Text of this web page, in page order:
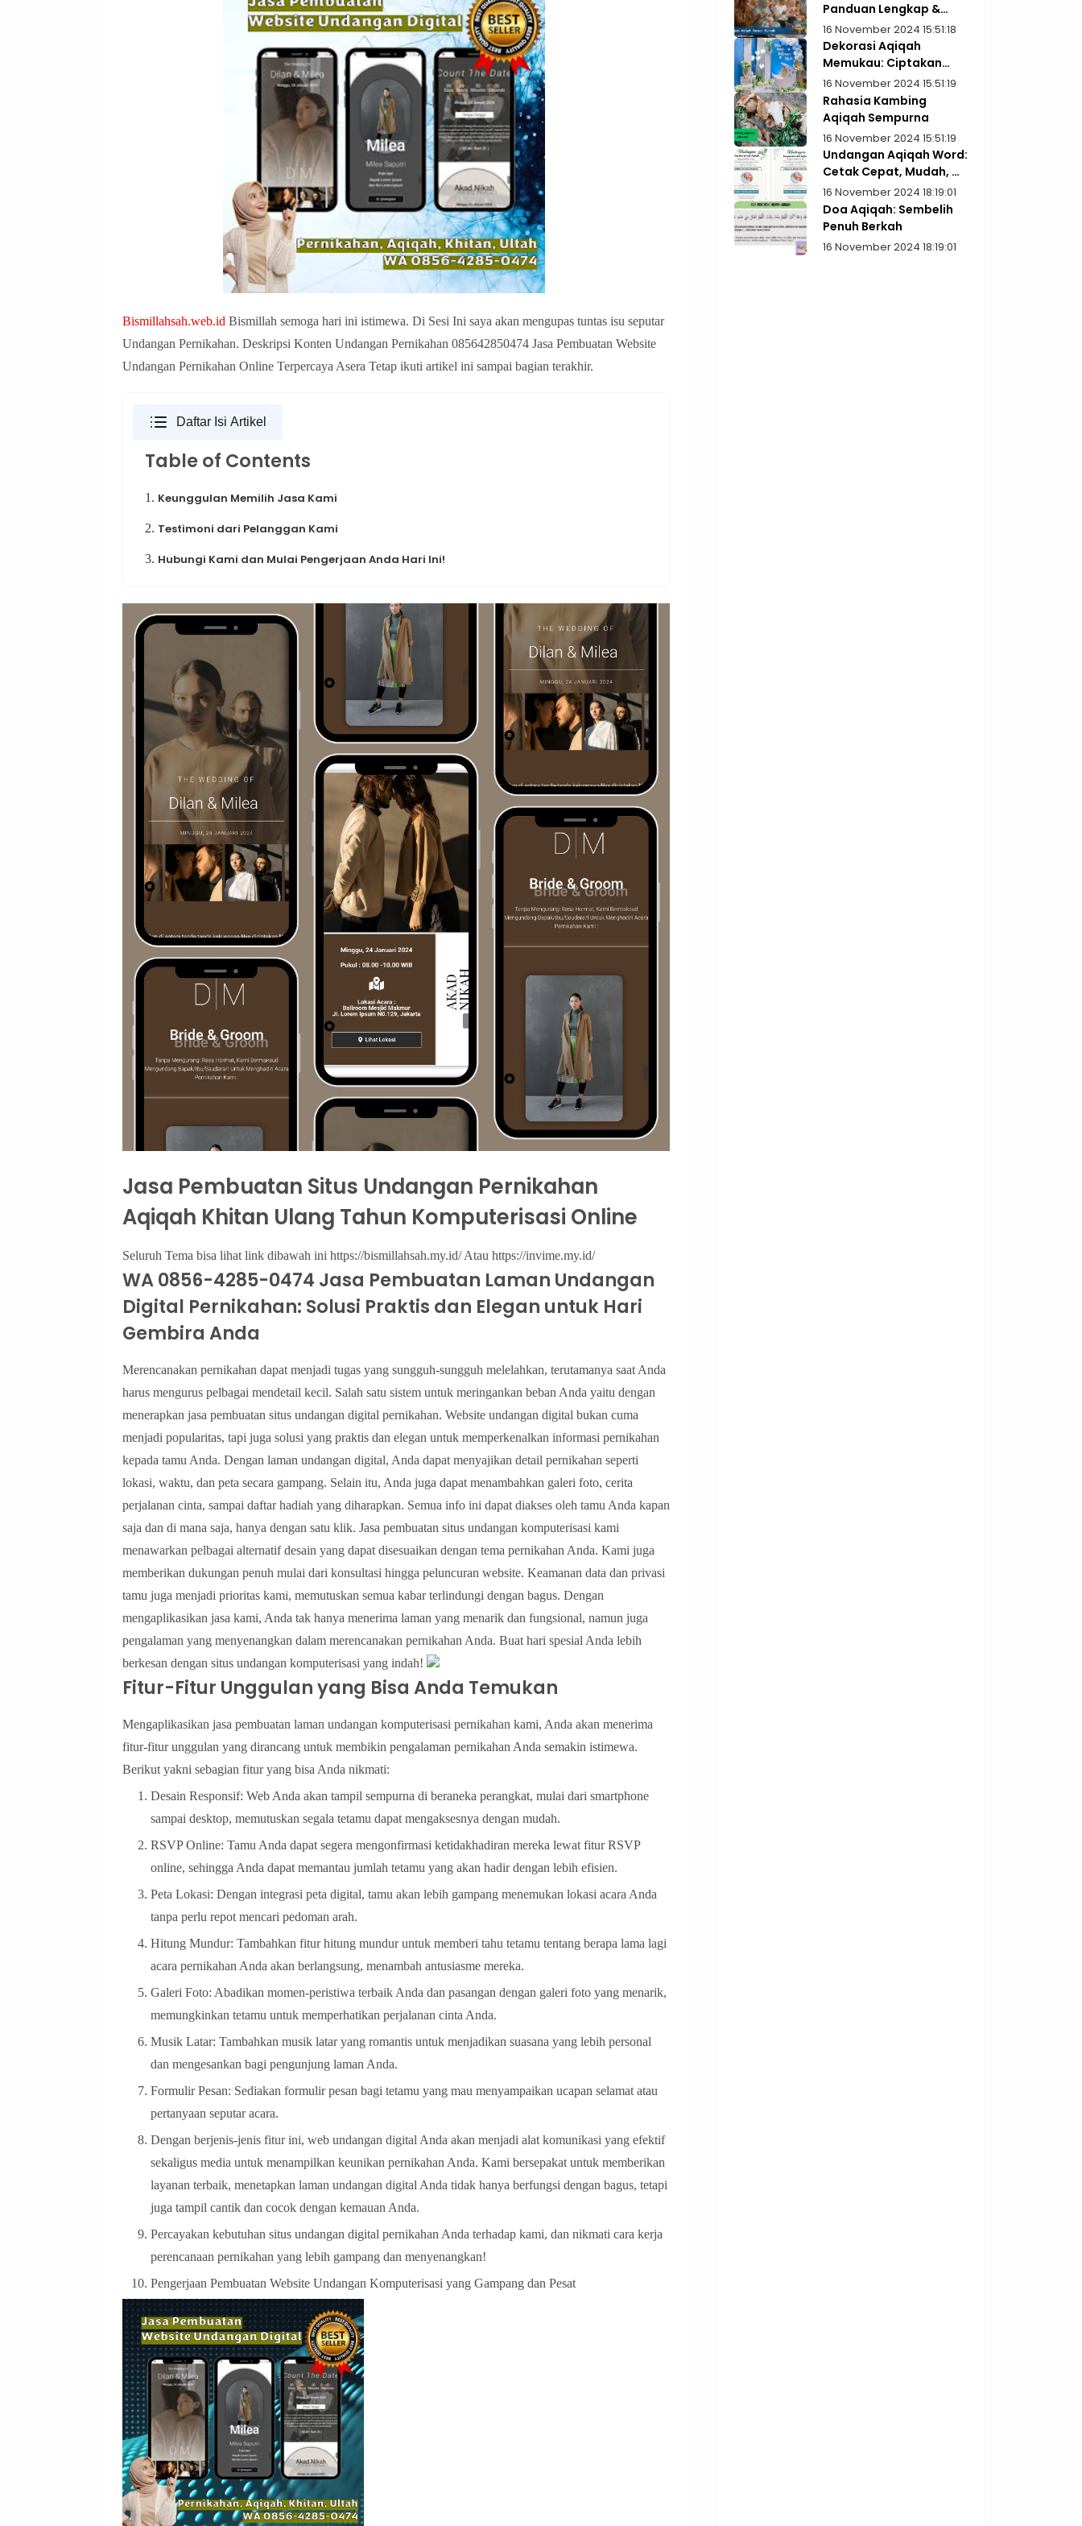
Bismillahsah.web.id Bismillah semoga hari ini istimewa. Di Sesi Ini saya akan mengupas tuntas isu seputar
Undangan Pernikahan. Deskripsi Konten Undangan Pernikahan 085642850474 Jasa Pembuatan Website
Undangan Pernikahan Online Terpercaya Asera Tetap ikuti artikel ini sampai bagian terakhir.
Daftar Isi Artikel
Table of Contents
1. Keunggulan Memilih Jasa Kami
2. Testimoni dari Pelanggan Kami
3. Hubungi Kami dan Mulai Pengerjaan Anda Hari Ini!
Jasa Pembuatan Situs Undangan Pernikahan
Aqiqah Khitan Ulang Tahun Komputerisasi Online
Seluruh Tema bisa lihat link dibawah ini https://bismillahsah.my.id/ Atau https://invime.my.id/
WA 0856-4285-0474 Jasa Pembuatan Laman Undangan
Digital Pernikahan: Solusi Praktis dan Elegan untuk Hari
Gembira Anda
Merencanakan pernikahan dapat menjadi tugas yang sungguh-sungguh melelahkan, terutamanya saat Anda
harus mengurus pelbagai mendetail kecil. Salah satu sistem untuk meringankan beban Anda yaitu dengan
menerapkan jasa pembuatan situs undangan digital pernikahan. Website undangan digital bukan cuma
menjadi popularitas, tapi juga solusi yang praktis dan elegan untuk memperkenalkan informasi pernikahan
kepada tamu Anda. Dengan laman undangan digital, Anda dapat menyajikan detail pernikahan seperti
lokasi, waktu, dan peta secara gampang. Selain itu, Anda juga dapat menambahkan galeri foto, cerita
perjalanan cinta, sampai daftar hadiah yang diharapkan. Semua info ini dapat diakses oleh tamu Anda kapan
saja dan di mana saja, hanya dengan satu klik. Jasa pembuatan situs undangan komputerisasi kami
menawarkan pelbagai alternatif desain yang dapat disesuaikan dengan tema pernikahan Anda. Kami juga
memberikan dukungan penuh mulai dari konsultasi hingga peluncuran website. Keamanan data dan privasi
tamu juga menjadi prioritas kami, memutuskan semua kabar terlindungi dengan bagus. Dengan
mengaplikasikan jasa kami, Anda tak hanya menerima laman yang menarik dan fungsional, namun juga
pengalaman yang menyenangkan dalam merencanakan pernikahan Anda. Buat hari spesial Anda lebih
berkesan dengan situs undangan komputerisasi yang indah!
Fitur-Fitur Unggulan yang Bisa Anda Temukan
Mengaplikasikan jasa pembuatan laman undangan komputerisasi pernikahan kami, Anda akan menerima
fitur-fitur unggulan yang dirancang untuk membikin pengalaman pernikahan Anda semakin istimewa.
Berikut yakni sebagian fitur yang bisa Anda nikmati:
Desain Responsif: Web Anda akan tampil sempurna di beraneka perangkat, mulai dari smartphone
sampai desktop, memutuskan segala tetamu dapat mengaksesnya dengan mudah.
RSVP Online: Tamu Anda dapat segera mengonfirmasi ketidakhadiran mereka lewat fitur RSVP
online, sehingga Anda dapat memantau jumlah tetamu yang akan hadir dengan lebih efisien.
Peta Lokasi: Dengan integrasi peta digital, tamu akan lebih gampang menemukan lokasi acara Anda
tanpa perlu repot mencari pedoman arah.
Hitung Mundur: Tambahkan fitur hitung mundur untuk memberi tahu tetamu tentang berapa lama lagi
acara pernikahan Anda akan berlangsung, menambah antusiasme mereka.
Galeri Foto: Abadikan momen-peristiwa terbaik Anda dan pasangan dengan galeri foto yang menarik,
memungkinkan tetamu untuk memperhatikan perjalanan cinta Anda.
Musik Latar: Tambahkan musik latar yang romantis untuk menjadikan suasana yang lebih personal
dan mengesankan bagi pengunjung laman Anda.
Formulir Pesan: Sediakan formulir pesan bagi tetamu yang mau menyampaikan ucapan selamat atau
pertanyaan seputar acara.
Dengan berjenis-jenis fitur ini, web undangan digital Anda akan menjadi alat komunikasi yang efektif
sekaligus media untuk menampilkan keunikan pernikahan Anda. Kami bersepakat untuk memberikan
layanan terbaik, menetapkan laman undangan digital Anda tidak hanya berfungsi dengan bagus, tetapi
juga tampil cantik dan cocok dengan kemauan Anda.
Percayakan kebutuhan situs undangan digital pernikahan Anda terhadap kami, dan nikmati cara kerja
perencanaan pernikahan yang lebih gampang dan menyenangkan!
Pengerjaan Pembuatan Website Undangan Komputerisasi yang Gampang dan Pesat
Panduan Lengkap &
Praktis
16 November 2024 15:51:18
Dekorasi Aqiqah
Memukau: Ciptakan
Kenangan Indah
16 November 2024 15:51:19
Rahasia Kambing
Aqiqah Sempurna
16 November 2024 15:51:19
Undangan Aqiqah Word:
Cetak Cepat, Mudah, &
Gratis!
16 November 2024 18:19:01
Doa Aqiqah: Sembelih
Penuh Berkah
16 November 2024 18:19:01